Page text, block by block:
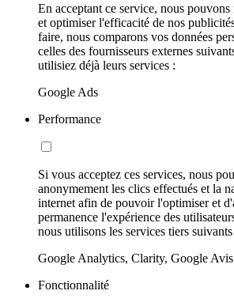
En acceptant ce service, nous
et optimiser l'efficacité de nos
faire, nous comparons vos données
celles des fournisseurs externes
utilisiez déjà leurs services :
Google Ads
Performance
Si vous acceptez ces services, nous
anonymement les clics effectués et la
internet afin de pouvoir l'optimiser et
permanence l'expérience des
nous utilisons les services tiers
Google Analytics, Clarity, Google
Fonctionnalité